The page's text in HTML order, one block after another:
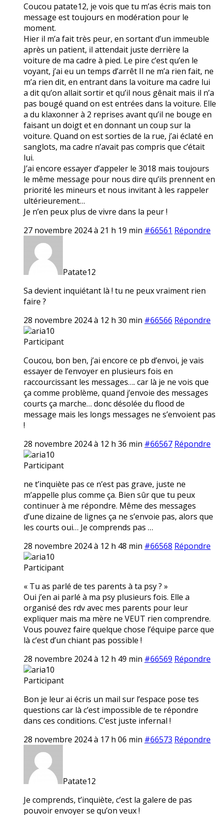
Coucou patate12, je vois que tu m’as écris mais ton
message est toujours en modération pour le
moment.
Hier il m’a fait très peur, en sortant d’un immeuble
après un patient, il attendait juste derrière la
voiture de ma cadre à pied. Le pire c’est qu’en le
voyant, j’ai eu un temps d’arrêt Il ne m’a rien fait, ne
m’a rien dit, en entrant dans la voiture ma cadre lui
a dit qu’on allait sortir et qu’il nous gênait mais il n’a
pas bougé quand on est entrées dans la voiture. Elle
a du klaxonner à 2 reprises avant qu’il ne bouge en
faisant un doigt et en donnant un coup sur la
voiture. Quand on est sorties de la rue, j’ai éclaté en
sanglots, ma cadre n’avait pas compris que c’était
lui.
J’ai encore essayer d’appeler le 3018 mais toujours
le même message pour nous dire qu’ils prennent en
priorité les mineurs et nous invitant à les rappeler
ultérieurement…
Je n’en peux plus de vivre dans la peur !
27 novembre 2024 à 21 h 19 min #66561 Répondre
Patate12
Sa devient inquiétant là ! tu ne peux vraiment rien
faire ?
28 novembre 2024 à 12 h 30 min #66566 Répondre
aria10
Participant
Coucou, bon ben, j’ai encore ce pb d’envoi, je vais
essayer de l’envoyer en plusieurs fois en
raccourcissant les messages…. car là je ne vois que
ça comme problème, quand j’envoie des messages
courts ça marche… donc désolée du flood de
message mais les longs messages ne s’envoient pas
!
28 novembre 2024 à 12 h 36 min #66567 Répondre
aria10
Participant
ne t’inquiète pas ce n’est pas grave, juste ne
m’appelle plus comme ça. Bien sûr que tu peux
continuer à me répondre. Même des messages
d’une dizaine de lignes ça ne s’envoie pas, alors que
les courts oui… Je comprends pas …
28 novembre 2024 à 12 h 48 min #66568 Répondre
aria10
Participant
« Tu as parlé de tes parents à ta psy ? »
Oui j’en ai parlé à ma psy plusieurs fois. Elle a
organisé des rdv avec mes parents pour leur
expliquer mais ma mère ne VEUT rien comprendre.
Vous pouvez faire quelque chose l’équipe parce que
là c’est d’un chiant pas possible !
28 novembre 2024 à 12 h 49 min #66569 Répondre
aria10
Participant
Bon je leur ai écris un mail sur l’espace pose tes
questions car là c’est impossible de te répondre
dans ces conditions. C’est juste infernal !
28 novembre 2024 à 17 h 06 min #66573 Répondre
Patate12
Je comprends, t’inquiète, c’est la galere de pas
pouvoir envoyer se qu’on veux !